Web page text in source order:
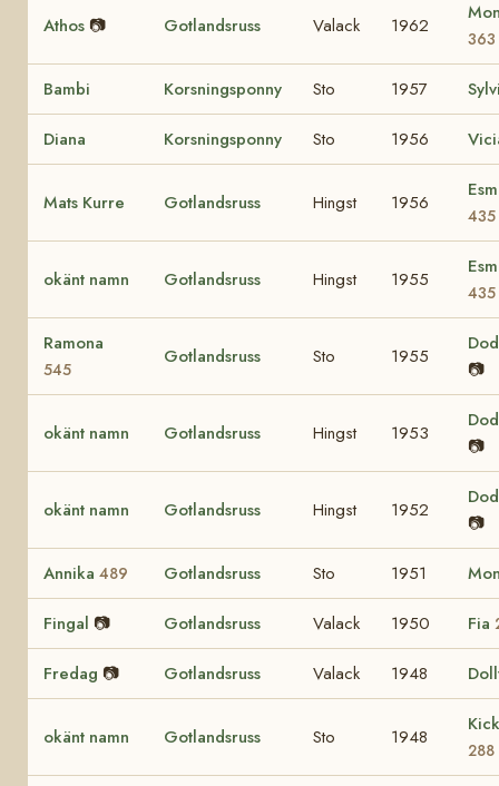
Athos 📷 Gotlandsruss Valack 1962
363
Bambi Korsningsponny Sto 1957
Diana Korsningsponny Sto 1956
Mats Kurre Gotlandsruss Hingst 1956
435
okänt namn Gotlandsruss Hingst 1955
435
Ramona
545
Gotlandsruss Sto 1955
📷
okänt namn Gotlandsruss Hingst 1953
📷
okänt namn Gotlandsruss Hingst 1952
📷
Annika 489 Gotlandsruss Sto 1951
Fingal 📷 Gotlandsruss Valack 1950 Fia
Fredag 📷 Gotlandsruss Valack 1948
okänt namn Gotlandsruss Sto 1948
288